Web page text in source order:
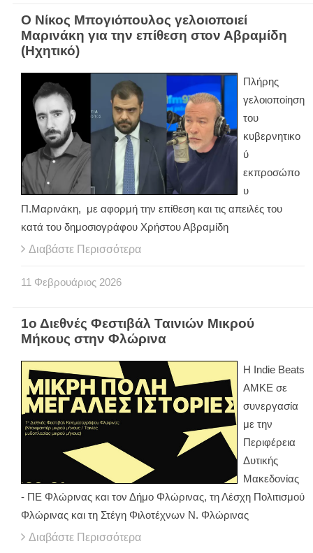
Ο Νίκος Μπογιόπουλος γελοιοποιεί
Μαρινάκη για την επίθεση στον Αβραμίδη
(Ηχητικό)
Πλήρης
γελοιοποίηση
του
κυβερνητικο
ύ
εκπροσώπο
υ
Π.Μαρινάκη, με αφορμή την επίθεση και τις απειλές του
κατά του δημοσιογράφου Χρήστου Αβραμίδη
Διαβάστε Περισσότερα
11 Φεβρουάριος 2026
1ο Διεθνές Φεστιβάλ Ταινιών Μικρού
Μήκους στην Φλώρινα
Η Indie Beats
AMKE σε
συνεργασία
με την
Περιφέρεια
Δυτικής
Μακεδονίας
- ΠΕ Φλώρινας και τον Δήμο Φλώρινας, τη Λέσχη Πολιτισμού
Φλώρινας και τη Στέγη Φιλοτέχνων Ν. Φλώρινας
Διαβάστε Περισσότερα